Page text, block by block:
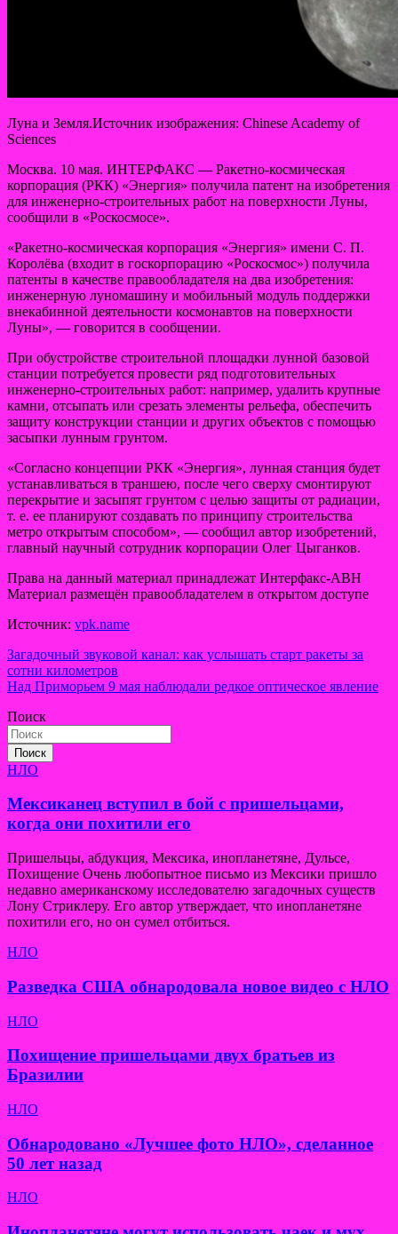
Луна и Земля.Источник изображения: Chinese Academy of
Sciences
Москва. 10 мая. ИНТЕРФАКС — Ракетно-космическая
корпорация (РКК) «Энергия» получила патент на изобретения
для инженерно-строительных работ на поверхности Луны,
сообщили в «Роскосмосе».
«Ракетно-космическая корпорация «Энергия» имени С. П.
Королёва (входит в госкорпорацию «Роскосмос») получила
патенты в качестве правообладателя на два изобретения:
инженерную луномашину и мобильный модуль поддержки
внекабинной деятельности космонавтов на поверхности
Луны», — говорится в сообщении.
При обустройстве строительной площадки лунной базовой
станции потребуется провести ряд подготовительных
инженерно-строительных работ: например, удалить крупные
камни, отсыпать или срезать элементы рельефа, обеспечить
защиту конструкции станции и других объектов с помощью
засыпки лунным грунтом.
«Согласно концепции РКК «Энергия», лунная станция будет
устанавливаться в траншею, после чего сверху смонтируют
перекрытие и засыпят грунтом с целью защиты от радиации,
т. е. ее планируют создавать по принципу строительства
метро открытым способом», — сообщил автор изобретений,
главный научный сотрудник корпорации Олег Цыганков.
Права на данный материал принадлежат Интерфакс-АВН
Материал размещён правообладателем в открытом доступе
Источник: vpk.name
Навигация
по
Загадочный звуковой канал: как услышать старт ракеты за
сотни километров
Над Приморьем 9 мая наблюдали редкое оптическое явление
Поиск
Поиск
НЛО
Мексиканец вступил в бой с пришельцами,
когда они похитили его
Пришельцы, абдукция, Мексика, инопланетяне, Дульсе,
Похищение Очень любопытное письмо из Мексики пришло
недавно американскому исследователю загадочных существ
Лону Стриклеру. Его автор утверждает, что инопланетяне
похитили его, но он сумел отбиться.
НЛО
Разведка США обнародовала новое видео с НЛО
НЛО
Похищение пришельцами двух братьев из
Бразилии
НЛО
Обнародовано «Лучшее фото НЛО», сделанное
50 лет назад
НЛО